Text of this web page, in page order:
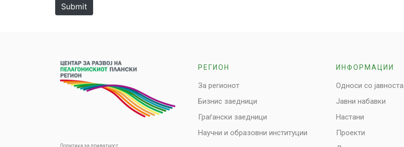
Submit
Политика за приватност
РЕГИОН
За регионот
Бизнис заедници
Граѓански заедници
Научни и образовни институции
ИНФОРМАЦИИ
Односи со јавноста
Јавни набавки
Настани
Проекти